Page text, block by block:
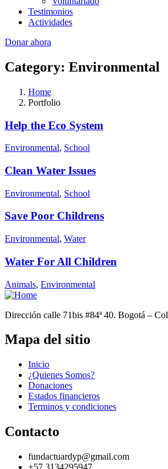
Testimonios
Actividades
Donar ahora
Category: Environmental
Home
Portfolio
Help the Eco System
Environmental, School
Clean Water Issues
Environmental, School
Save Poor Childrens
Environmental, Water
Water For All Children
Animals, Environmental
Dirección calle 71bis #84ª 40. Bogotá –
Mapa del sitio
Inicio
¿Quienes Somos?
Donaciones
Estados financieros
Terminos y condiciones
Contacto
fundactuardyp@gmail.com